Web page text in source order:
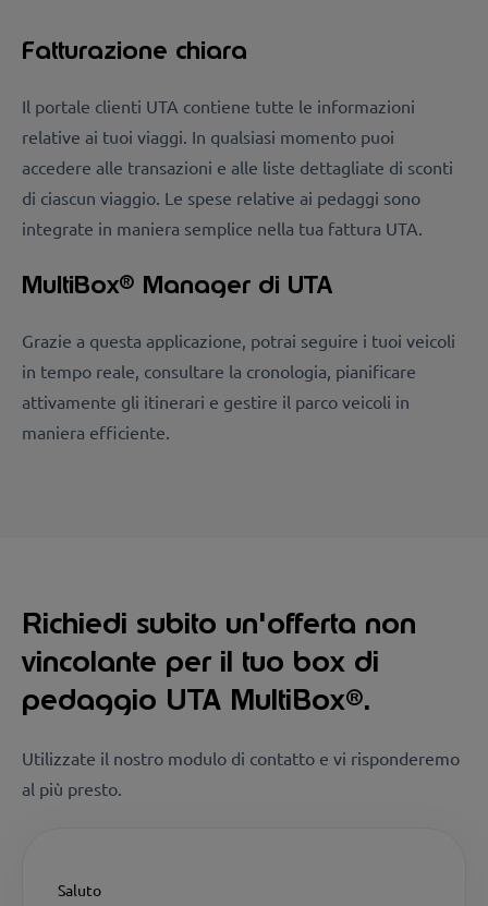
Fatturazione chiara
Il portale clienti UTA contiene tutte le informazioni
relative ai tuoi viaggi. In qualsiasi momento puoi
accedere alle transazioni e alle liste dettagliate di sconti
di ciascun viaggio. Le spese relative ai pedaggi sono
integrate in maniera semplice nella tua fattura UTA.
MultiBox® Manager di UTA
Grazie a questa applicazione, potrai seguire i tuoi veicoli
in tempo reale, consultare la cronologia, pianificare
attivamente gli itinerari e gestire il parco veicoli in
maniera efficiente.
Richiedi subito un'offerta non
vincolante per il tuo box di
pedaggio UTA MultiBox®.
Utilizzate il nostro modulo di contatto e vi risponderemo
al più presto.
Saluto